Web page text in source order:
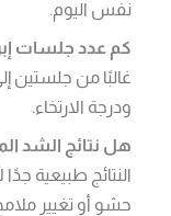
نفس اليوم.
كم عدد جلسات
غالبًا من جلستين
ودرجة الارتخاء.
هل نتائج الشد
النتائج طبيعية
حشو أو تغيير